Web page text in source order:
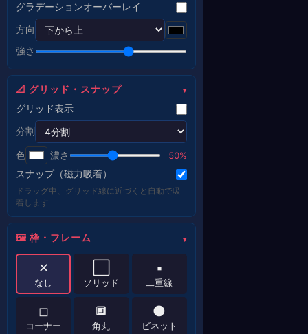
グラデーションオーバーレイ
方向
強さ
📐 グリッド・スナップ
グリッド表示
分割
色 濃さ 50%
スナップ（磁力吸着）
ドラッグ中、グリッド線に近づくと自動で吸
着します
🖼 枠・フレーム
✕
なし ソリッド
▪
二重線
◻
コーナー
🔲
角丸
🌑
ビネット